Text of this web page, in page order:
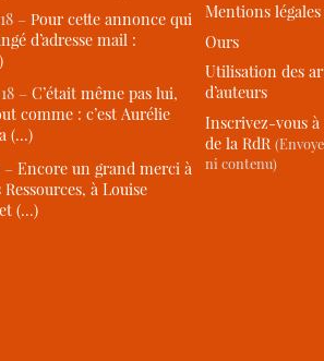
–Pour cette annonce qui
d’adresse mail :
–C’était même pas lui,
comme : c’est Aurélie
(…)
–Encore un grand merci à
Ressources, à Louise
(…)
Mentions légales
Ours
Utilisation des
d’auteurs
Inscrivez-vous
de la RdR
ni contenu)